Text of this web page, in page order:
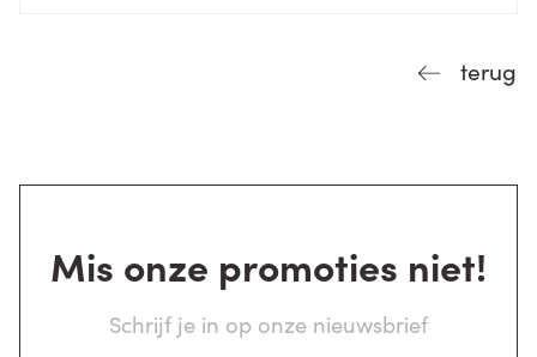
terug
Mis onze promoties niet!
Schrijf je in op onze nieuwsbrief